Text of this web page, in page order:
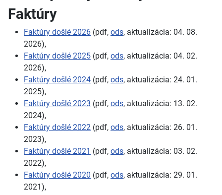
Faktúry
Faktúry došlé 2026 (pdf, ods, aktualizácia: 04. 08.
2026),
Faktúry došlé 2025 (pdf, ods, aktualizácia: 04. 02.
2026),
Faktúry došlé 2024 (pdf, ods, aktualizácia: 24. 01.
2025),
Faktúry došlé 2023 (pdf, ods, aktualizácia: 13. 02.
2024),
Faktúry došlé 2022 (pdf, ods, aktualizácia: 26. 01.
2023),
Faktúry došlé 2021 (pdf, ods, aktualizácia: 03. 02.
2022),
Faktúry došlé 2020 (pdf, ods, aktualizácia: 29. 01.
2021),